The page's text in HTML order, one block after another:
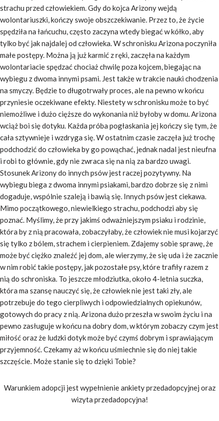
strachu przed człowiekiem. Gdy do kojca Arizony wejdą
wolontariuszki, kończy swoje obszczekiwanie. Przez to, że życie
spędziła na łańcuchu, często zaczyna wtedy biegać w kółko, aby
tylko być jak najdalej od człowieka. W schronisku Arizona poczyniła
małe postępy. Można ją już karmić z ręki, zaczęła na każdym
wolontariacie spędzać chociaż chwilę poza kojcem, biegając na
wybiegu z dwoma innymi psami. Jest także w trakcie nauki chodzenia
na smyczy. Będzie to długotrwały proces, ale na pewno w końcu
przyniesie oczekiwane efekty. Niestety w schronisku może to być
niemożliwe i dużo cięższe do wykonania niż byłoby w domu. Arizona
wciąż boi się dotyku. Każda próba pogłaskania jej kończy się tym, że
cała sztywnieje i wzdryga się. W ostatnim czasie zaczęła już trochę
podchodzić do człowieka by go powąchać, jednak nadal jest nieufna
i robi to głównie, gdy nie zwraca się na nią za bardzo uwagi.
Stosunek Arizony do innych psów jest raczej pozytywny. Na
wybiegu biega z dwoma innymi psiakami, bardzo dobrze się z nimi
dogaduje, wspólnie szaleją i bawią się. Innych psów jest ciekawa.
Mimo początkowego, niewielkiego strachu, podchodzi aby się
poznać. Myślimy, że przy jakimś odważniejszym psiaku i rodzinie,
która by z nią pracowała, zobaczyłaby, że człowiek nie musi kojarzyć
się tylko z bólem, strachem i cierpieniem. Zdajemy sobie sprawę, że
może być ciężko znaleźć jej dom, ale wierzymy, że się uda i że zacznie
w nim robić takie postępy, jak pozostałe psy, które trafiły razem z
nią do schroniska. To jeszcze młodziutka, około 4-letnia suczka,
która ma szansę nauczyć się, że człowiek nie jest taki zły, ale
potrzebuje do tego cierpliwych i odpowiedzialnych opiekunów,
gotowych do pracy z nią. Arizona dużo przeszła w swoim życiu i na
pewno zasługuje w końcu na dobry dom, w którym zobaczy czym jest
miłość oraz że ludzki dotyk może być czymś dobrym i sprawiającym
przyjemność. Czekamy aż w końcu uśmiechnie się do niej takie
szczęście. Może stanie się to dzięki Tobie?
Warunkiem adopcji jest wypełnienie ankiety przedadopcyjnej oraz
wizyta przedadopcyjna!